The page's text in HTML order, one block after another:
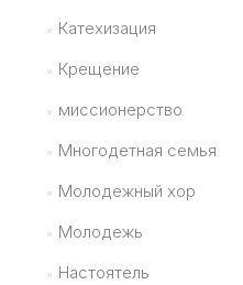
Катехизация
Крещение
миссионерство
Многодетная семья
Молодежный хор
Молодежь
Настоятель